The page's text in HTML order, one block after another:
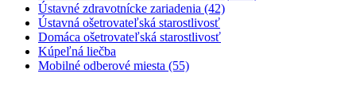
Ústavné zdravotnícke zariadenia (42)
Ústavná ošetrovateľská starostlivosť
Domáca ošetrovateľská starostlivosť
Kúpeľná liečba
Mobilné odberové miesta (55)